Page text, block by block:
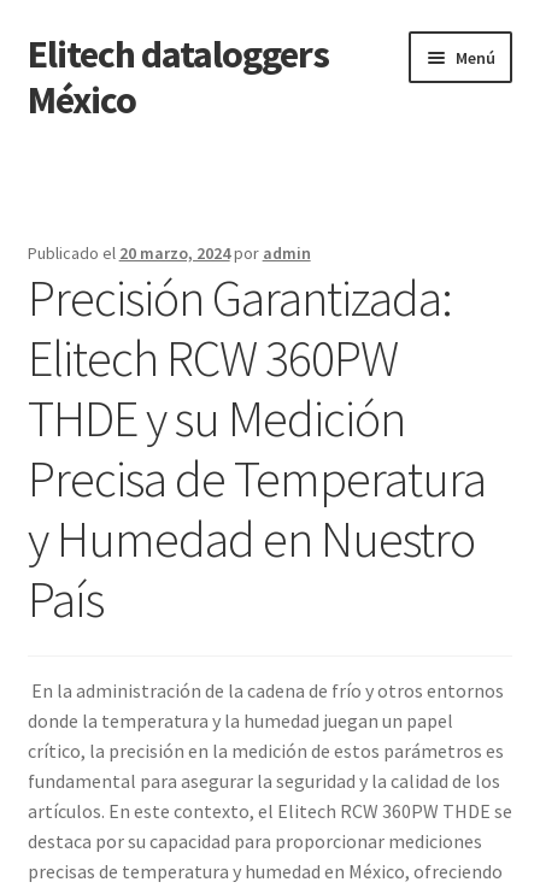
Saltar
a
navegación
Ir
al
contenido
Elitech dataloggers
México
Menú
Finalizar compra
Mi cuenta
Página de ejemplo
Tienda
Publicado el 20 marzo, 2024por admin
Precisión Garantizada:
Elitech RCW 360PW
THDE y su Medición
Precisa de Temperatura
y Humedad en Nuestro
País
En la administración de la cadena de frío y otros entornos
donde la temperatura y la humedad juegan un papel
crítico, la precisión en la medición de estos parámetros es
fundamental para asegurar la seguridad y la calidad de los
artículos. En este contexto, el Elitech RCW 360PW THDE se
destaca por su capacidad para proporcionar mediciones
precisas de temperatura y humedad en México, ofreciendo